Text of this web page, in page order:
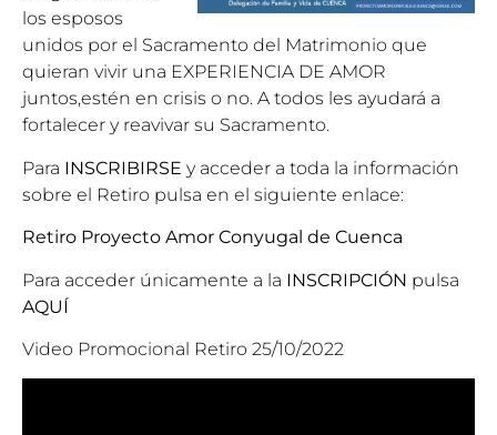
los esposos
unidos por el Sacramento del Matrimonio que
quieran vivir una EXPERIENCIA DE AMOR
juntos,estén en crisis o no. A todos les ayudará a
fortalecer y reavivar su Sacramento.
Para INSCRIBIRSE y acceder a toda la información
sobre el Retiro pulsa en el siguiente enlace:
Retiro Proyecto Amor Conyugal de Cuenca
Para acceder únicamente a la INSCRIPCIÓN pulsa
AQUÍ
Video Promocional Retiro 25/10/2022